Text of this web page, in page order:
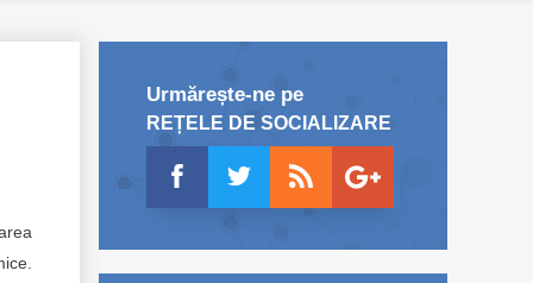
Urmărește-ne pe
REȚELE DE SOCIALIZARE